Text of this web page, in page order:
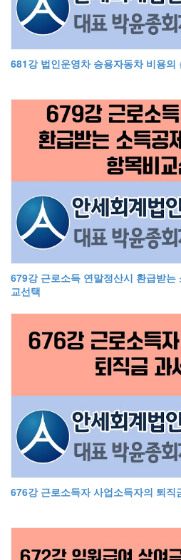
681강 법인운영차 승용자동차 비용의
679강 근로소득 연말정산시 환급받는
교선택
676강 근로소득자 사업소득자의 퇴직